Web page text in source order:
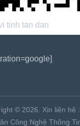
tinh tan dan
© 2026.
Xin liên hệ
Công Nghệ Thông